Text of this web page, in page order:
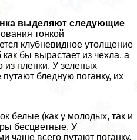
выделяют следующие
тонкой
клубневидное утолщение
бы вырастает из чехла, а
из пленки. У зеленых
бледную поганку, их
белые (как у молодых, так и
бесцветные. У
чаще всего путают поганку,